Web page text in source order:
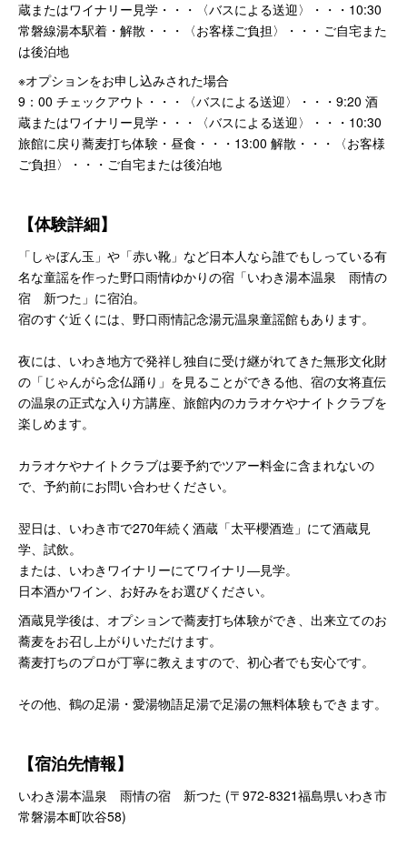
蔵またはワイナリー見学・・・〈バスによる送迎〉・・・10:30
常磐線湯本駅着・解散・・・〈お客様ご負担〉・・・ご自宅また
は後泊地
※オプションをお申し込みされた場合
9：00 チェックアウト・・・〈バスによる送迎〉・・・9:20 酒
蔵またはワイナリー見学・・・〈バスによる送迎〉・・・10:30
旅館に戻り蕎麦打ち体験・昼食・・・13:00 解散・・・〈お客様
ご負担〉・・・ご自宅または後泊地
【体験詳細】
「しゃぼん玉」や「赤い靴」など日本人なら誰でもしっている有
名な童謡を作った野口雨情ゆかりの宿「いわき湯本温泉 雨情の
宿 新つた」に宿泊。
宿のすぐ近くには、野口雨情記念湯元温泉童謡館もあります。
夜には、いわき地方で発祥し独自に受け継がれてきた無形文化財
の「じゃんがら念仏踊り」を見ることができる他、宿の女将直伝
の温泉の正式な入り方講座、旅館内のカラオケやナイトクラブを
楽しめます。
カラオケやナイトクラブは要予約でツアー料金に含まれないの
で、予約前にお問い合わせください。
翌日は、いわき市で270年続く酒蔵「太平櫻酒造」にて酒蔵見
学、試飲。
または、いわきワイナリーにてワイナリ―見学。
日本酒かワイン、お好みをお選びください。
酒蔵見学後は、オプションで蕎麦打ち体験ができ、出来立てのお
蕎麦をお召し上がりいただけます。
蕎麦打ちのプロが丁寧に教えますので、初心者でも安心です。
その他、鶴の足湯・愛湯物語足湯で足湯の無料体験もできます。
【宿泊先情報】
いわき湯本温泉 雨情の宿 新つた (〒972-8321福島県いわき市
常磐湯本町吹谷58)